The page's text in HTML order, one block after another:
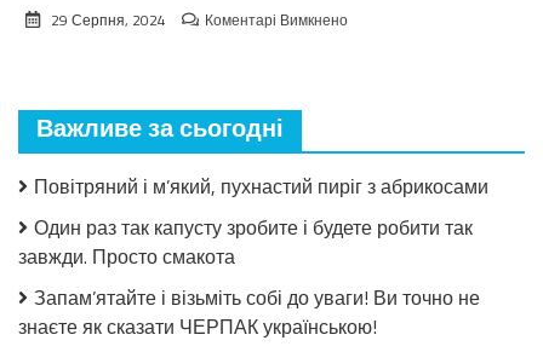
29 Серпня, 2024
Коментарі Вимкненодо
Салат
огірків
томатній
стерилізації!
Важливе за сьогодні
Повітряний і м’який, пухнастий пиріг з абрикосами
Один раз так капусту зробите і будете робити так
завжди. Просто смакота
Запам’ятайте і візьміть собі до уваги! Ви точно не
знаєте як сказати ЧЕРПАК українською!